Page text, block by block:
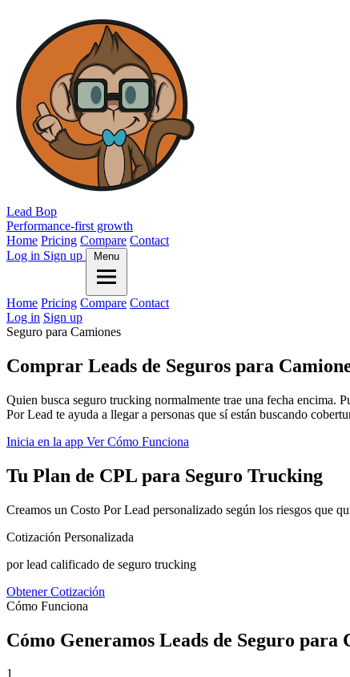
Lead Bop
Performance-first growth
Home Pricing Compare Contact
Log in Sign up Menu
Home Pricing Compare Contact
Log in Sign up
Seguro para Camiones
Comprar Leads de Seguros para
Quien busca seguro trucking normalmente trae una fecha encima.
Por Lead te ayuda a llegar a personas que sí están buscando
Inicia en la app Ver Cómo Funciona
Tu Plan de CPL para Seguro Trucking
Creamos un Costo Por Lead personalizado según los riesgos que
Cotización Personalizada
por lead calificado de seguro trucking
Obtener Cotización
Cómo Funciona
Cómo Generamos Leads de Seguro para
1